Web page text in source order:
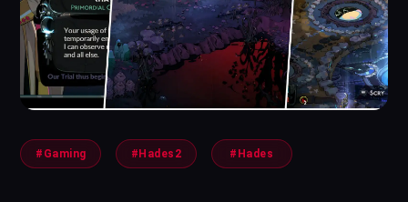
#Gaming #Hades2 #Hades